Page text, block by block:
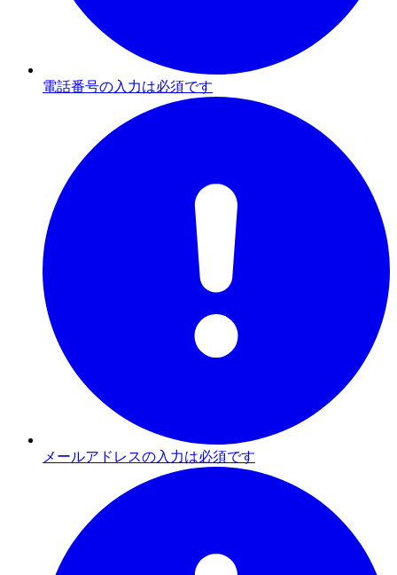
電話番号の入力は必須です
メールアドレスの入力は必須です